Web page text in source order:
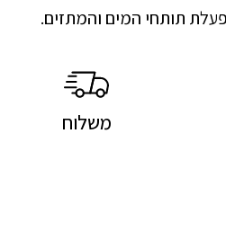
תותחי המים והמתזים.
משלוח